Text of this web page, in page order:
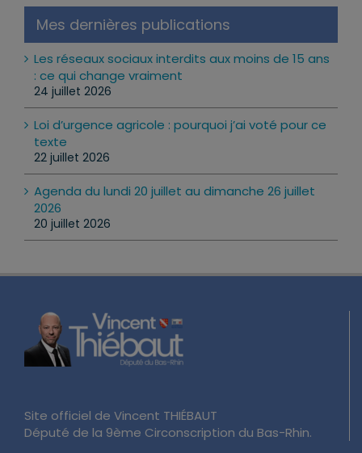
Mes dernières publications
Les réseaux sociaux interdits aux moins de 15 ans
: ce qui change vraiment
24 juillet 2026
Loi d’urgence agricole : pourquoi j’ai voté pour ce
texte
22 juillet 2026
Agenda du lundi 20 juillet au dimanche 26 juillet
2026
20 juillet 2026
Site officiel de Vincent THIÉBAUT
Député de la 9ème Circonscription du Bas-Rhin.